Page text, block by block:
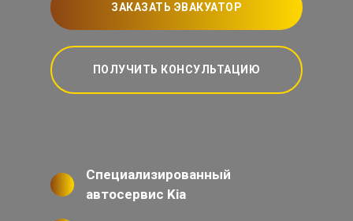
ЗАКАЗАТЬ ЭВАКУАТОР
ПОЛУЧИТЬ КОНСУЛЬТАЦИЮ
Специализированный
автосервис Kia